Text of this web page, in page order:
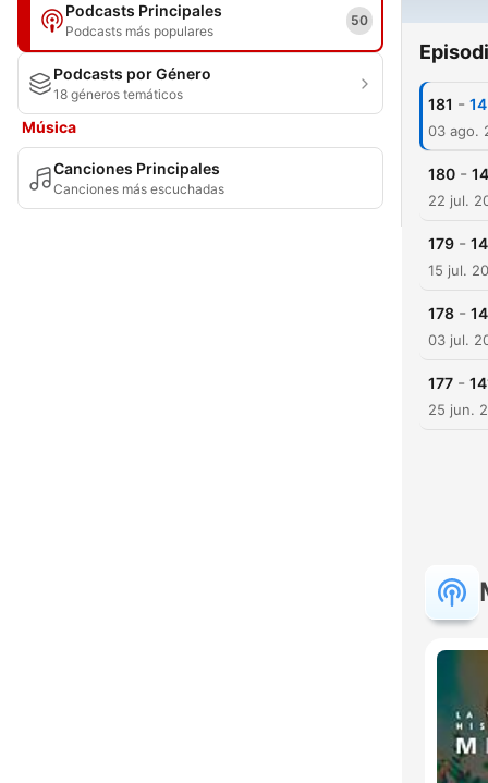
Podcasts Principales
Podcasts más populares
50
Podcasts por Género
18 géneros temáticos
Música
Canciones Principales
Canciones más escuchadas
181 -
03 ago.
180 -
22 jul.
179 -
15 jul.
178 -
03 jul.
177 -
25 jun.